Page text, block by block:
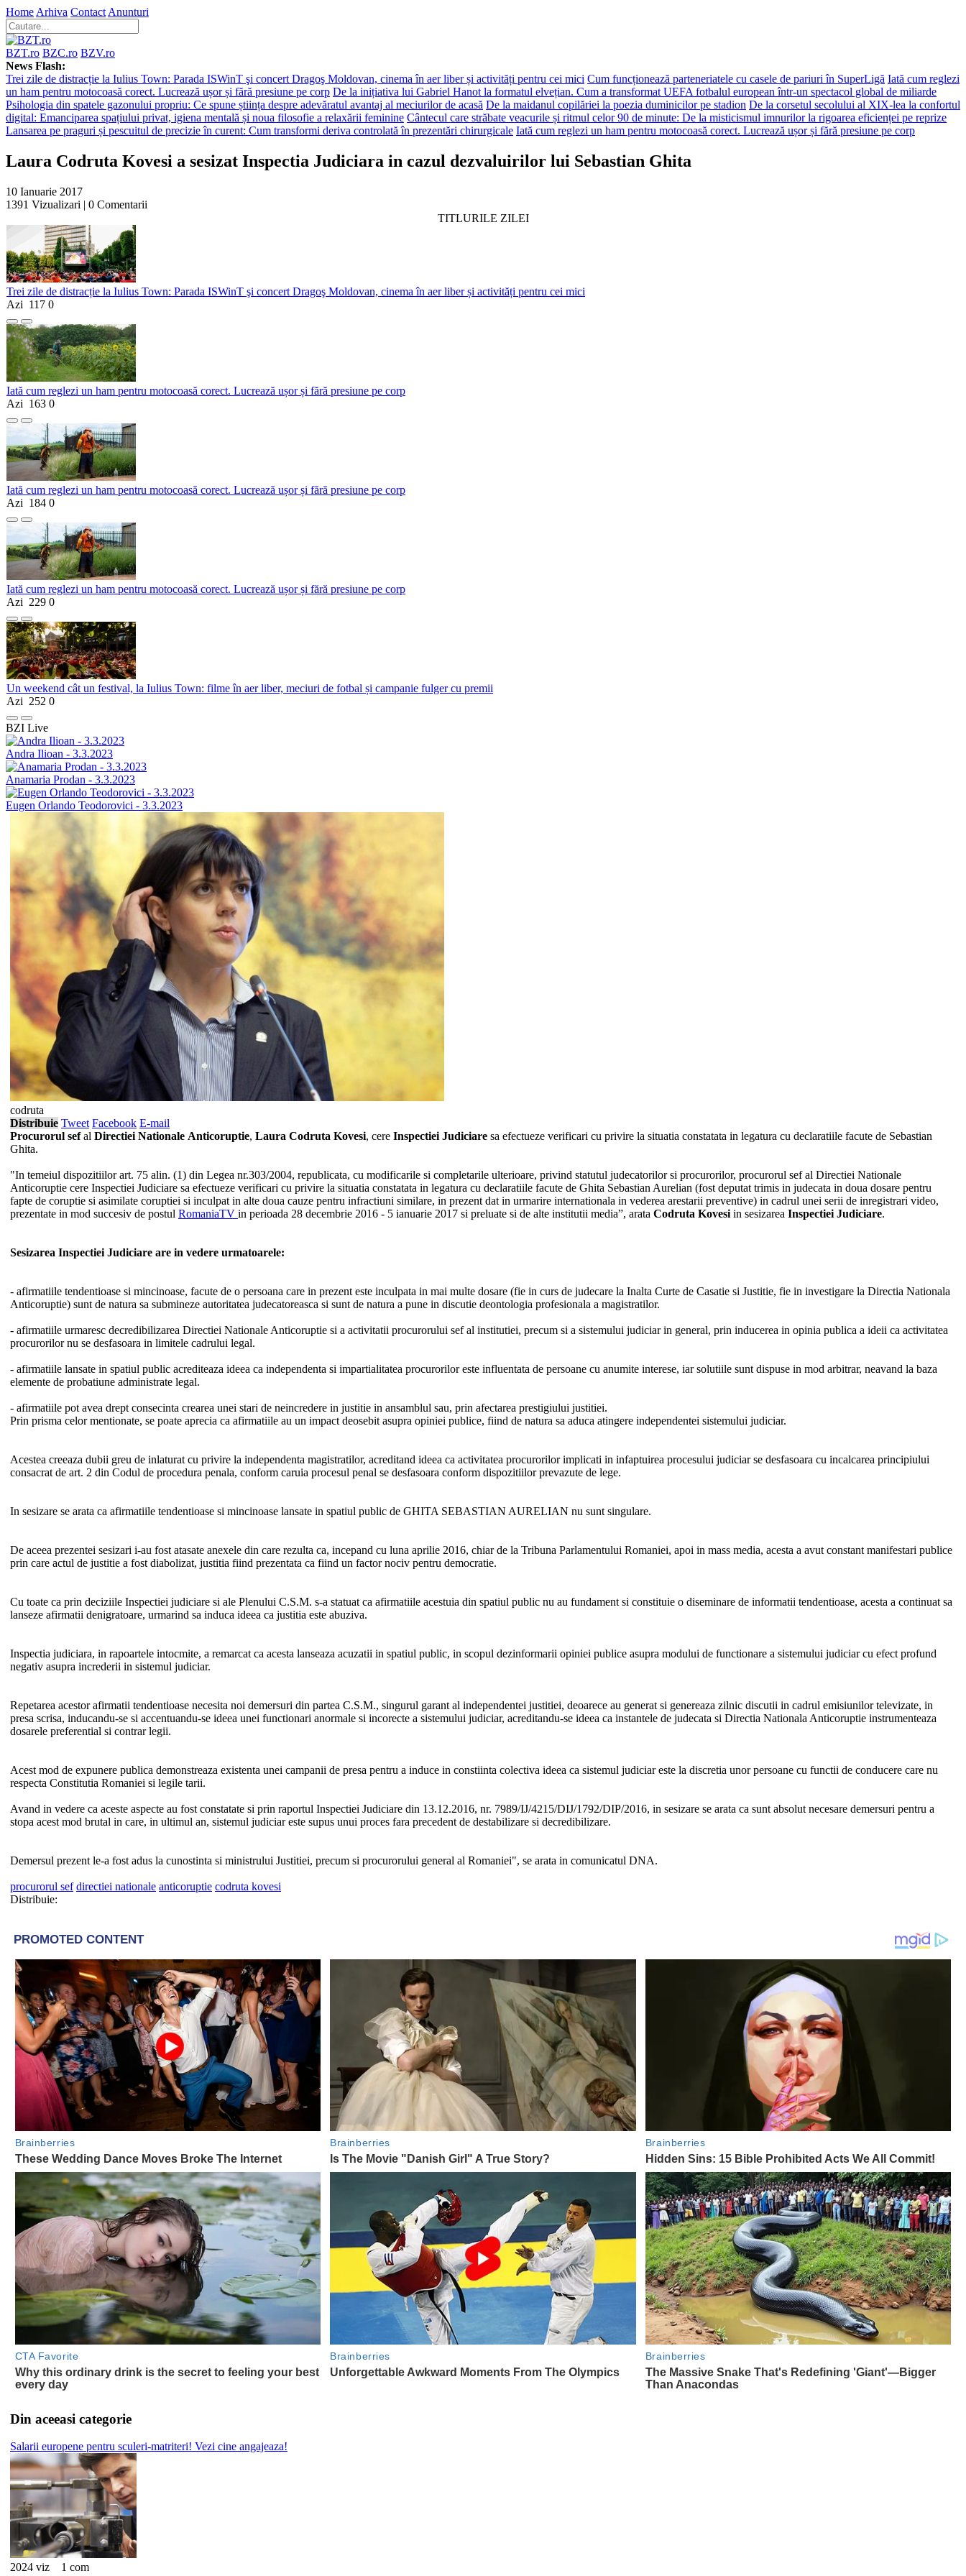
Home Arhiva Contact Anunturi
BZT.ro BZC.ro BZV.ro
News Flash:
Trei zile de distracție la Iulius Town: Parada ISWinT şi concert Dragoş Moldovan, cinema în aer liber și activități pentru cei mici Cum funcționează parteneriatele cu casele de pariuri în SuperLigă Iată cum reglezi
un ham pentru motocoasă corect. Lucrează ușor și fără presiune pe corp De la inițiativa lui Gabriel Hanot la formatul elvețian. Cum a transformat UEFA fotbalul european într-un spectacol global de miliarde
Psihologia din spatele gazonului propriu: Ce spune știința despre adevăratul avantaj al meciurilor de acasă De la maidanul copilăriei la poezia duminicilor pe stadion De la corsetul secolului al XIX-lea la confortul
digital: Emanciparea spațiului privat, igiena mentală și noua filosofie a relaxării feminine Cântecul care străbate veacurile și ritmul celor 90 de minute: De la misticismul imnurilor la rigoarea eficienței pe reprize
Lansarea pe praguri și pescuitul de precizie în curent: Cum transformi deriva controlată în prezentări chirurgicale Iată cum reglezi un ham pentru motocoasă corect. Lucrează ușor și fără presiune pe corp
Laura Codruta Kovesi a sesizat Inspectia Judiciara in cazul dezvaluirilor lui Sebastian Ghita
10 Ianuarie 2017
1391 Vizualizari | 0 Comentarii
TITLURILE ZILEI
Trei zile de distracție la Iulius Town: Parada ISWinT şi concert Dragoş Moldovan, cinema în aer liber și activități pentru cei mici
Azi 117 0
Iată cum reglezi un ham pentru motocoasă corect. Lucrează ușor și fără presiune pe corp
Azi 163 0
Iată cum reglezi un ham pentru motocoasă corect. Lucrează ușor și fără presiune pe corp
Azi 184 0
Iată cum reglezi un ham pentru motocoasă corect. Lucrează ușor și fără presiune pe corp
Azi 229 0
Un weekend cât un festival, la Iulius Town: filme în aer liber, meciuri de fotbal și campanie fulger cu premii
Azi 252 0
BZI Live
Andra Ilioan - 3.3.2023
Anamaria Prodan - 3.3.2023
Eugen Orlando Teodorovici - 3.3.2023
codruta
Distribuie Tweet Facebook E-mail
Procurorul sefal Directiei Nationale Anticoruptie, Laura Codruta Kovesi, cere Inspectiei Judiciare sa efectueze verificari cu privire la situatia constatata in legatura cu declaratiile facute de Sebastian
Ghita.
"In temeiul dispozitiilor art. 75 alin. (1) din Legea nr.303/2004, republicata, cu modificarile si completarile ulterioare, privind statutul judecatorilor si procurorilor, procurorul sef al Directiei Nationale
Anticoruptie cere Inspectiei Judiciare sa efectueze verificari cu privire la situatia constatata in legatura cu declaratiile facute de Ghita Sebastian Aurelian (fost deputat trimis in judecata in doua dosare pentru
fapte de coruptie si asimilate coruptiei si inculpat in alte doua cauze pentru infractiuni similare, in prezent dat in urmarire internationala in vederea arestarii preventive) in cadrul unei serii de inregistrari video,
prezentate in mod succesiv de postul RomaniaTV in perioada 28 decembrie 2016 - 5 ianuarie 2017 si preluate si de alte institutii media”, arata Codruta Kovesi in sesizarea Inspectiei Judiciare.
Sesizarea Inspectiei Judiciare are in vedere urmatoarele:
- afirmatiile tendentioase si mincinoase, facute de o persoana care in prezent este inculpata in mai multe dosare (fie in curs de judecare la Inalta Curte de Casatie si Justitie, fie in investigare la Directia Nationala
Anticoruptie) sunt de natura sa submineze autoritatea judecatoreasca si sunt de natura a pune in discutie deontologia profesionala a magistratilor.
- afirmatiile urmaresc decredibilizarea Directiei Nationale Anticoruptie si a activitatii procurorului sef al institutiei, precum si a sistemului judiciar in general, prin inducerea in opinia publica a ideii ca activitatea
procurorilor nu se desfasoara in limitele cadrului legal.
- afirmatiile lansate in spatiul public acrediteaza ideea ca independenta si impartialitatea procurorilor este influentata de persoane cu anumite interese, iar solutiile sunt dispuse in mod arbitrar, neavand la baza
elemente de probatiune administrate legal.
- afirmatiile pot avea drept consecinta crearea unei stari de neincredere in justitie in ansamblul sau, prin afectarea prestigiului justitiei.
Prin prisma celor mentionate, se poate aprecia ca afirmatiile au un impact deosebit asupra opiniei publice, fiind de natura sa aduca atingere independentei sistemului judiciar.
Acestea creeaza dubii greu de inlaturat cu privire la independenta magistratilor, acreditand ideea ca activitatea procurorilor implicati in infaptuirea procesului judiciar se desfasoara cu incalcarea principiului
consacrat de art. 2 din Codul de procedura penala, conform caruia procesul penal se desfasoara conform dispozitiilor prevazute de lege.
In sesizare se arata ca afirmatiile tendentioase si mincinoase lansate in spatiul public de GHITA SEBASTIAN AURELIAN nu sunt singulare.
De aceea prezentei sesizari i-au fost atasate anexele din care rezulta ca, incepand cu luna aprilie 2016, chiar de la Tribuna Parlamentului Romaniei, apoi in mass media, acesta a avut constant manifestari publice
prin care actul de justitie a fost diabolizat, justitia fiind prezentata ca fiind un factor nociv pentru democratie.
Cu toate ca prin deciziile Inspectiei judiciare si ale Plenului C.S.M. s-a statuat ca afirmatiile acestuia din spatiul public nu au fundament si constituie o diseminare de informatii tendentioase, acesta a continuat sa
lanseze afirmatii denigratoare, urmarind sa induca ideea ca justitia este abuziva.
Inspectia judiciara, in rapoartele intocmite, a remarcat ca acesta lanseaza acuzatii in spatiul public, in scopul dezinformarii opiniei publice asupra modului de functionare a sistemului judiciar cu efect profund
negativ asupra increderii in sistemul judiciar.
Repetarea acestor afirmatii tendentioase necesita noi demersuri din partea C.S.M., singurul garant al independentei justitiei, deoarece au generat si genereaza zilnic discutii in cadrul emisiunilor televizate, in
presa scrisa, inducandu-se si accentuandu-se ideea unei functionari anormale si incorecte a sistemului judiciar, acreditandu-se ideea ca instantele de judecata si Directia Nationala Anticoruptie instrumenteaza
dosarele preferential si contrar legii.
Acest mod de expunere publica demonstreaza existenta unei campanii de presa pentru a induce in constiinta colectiva ideea ca sistemul judiciar este la discretia unor persoane cu functii de conducere care nu
respecta Constitutia Romaniei si legile tarii.
Avand in vedere ca aceste aspecte au fost constatate si prin raportul Inspectiei Judiciare din 13.12.2016, nr. 7989/IJ/4215/DIJ/1792/DIP/2016, in sesizare se arata ca sunt absolut necesare demersuri pentru a
stopa acest mod brutal in care, in ultimul an, sistemul judiciar este supus unui proces fara precedent de destabilizare si decredibilizare.
Demersul prezent le-a fost adus la cunostinta si ministrului Justitiei, precum si procurorului general al Romaniei", se arata in comunicatul DNA.
procurorul sef directiei nationale anticoruptie codruta kovesi
Distribuie:
Din aceeasi categorie
Salarii europene pentru sculeri-matriteri! Vezi cine angajeaza!
2024 viz
1 com